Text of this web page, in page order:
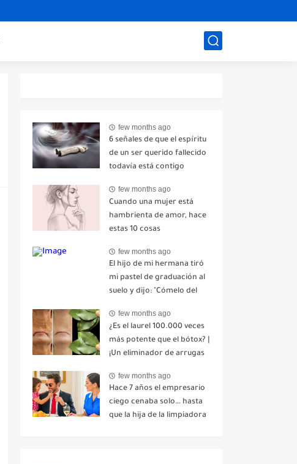
few months ago
6 señales de que el espíritu
de un ser querido fallecido
todavía está contigo
few months ago
Cuando una mujer está
hambrienta de amor, hace
estas 10 cosas
few months ago
El hijo de mi hermana tiró
mi pastel de graduación al
suelo y dijo: "Cómelo del
echó a reír. No dije ni una
palabra. Esa misma noche,
mi madre me envió un
mensaje: "Hemos decidido
cortar todo contacto.
Aléjate para siempre"-nhuy
few months ago
¿Es el laurel 100.000 veces
más potente que el bótox? |
¡Un eliminador de arrugas
años!
few months ago
Hace 7 años el empresario
ciego cenaba solo… hasta
que la hija de la limpiadora